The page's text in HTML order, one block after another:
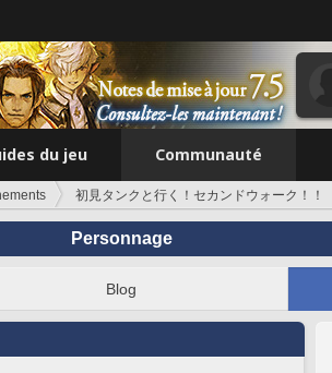
du jeu Communauté
初見タンクと行く！セカンドウォーク！！
Personnage
Blog